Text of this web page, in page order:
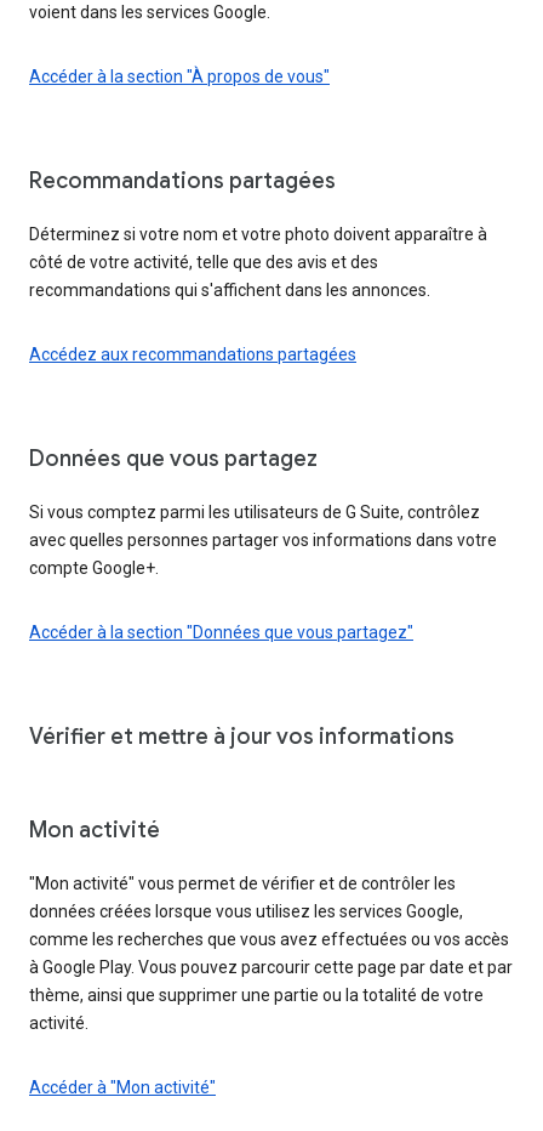
voient dans les services Google.
Accéder à la section "À propos de vous"
Recommandations partagées
Déterminez si votre nom et votre photo doivent apparaître à
côté de votre activité, telle que des avis et des
recommandations qui s'affichent dans les annonces.
Accédez aux recommandations partagées
Données que vous partagez
Si vous comptez parmi les utilisateurs de G Suite, contrôlez
avec quelles personnes partager vos informations dans votre
compte Google+.
Accéder à la section "Données que vous partagez"
Vérifier et mettre à jour vos informations
Mon activité
"Mon activité" vous permet de vérifier et de contrôler les
données créées lorsque vous utilisez les services Google,
comme les recherches que vous avez effectuées ou vos accès
à Google Play. Vous pouvez parcourir cette page par date et par
thème, ainsi que supprimer une partie ou la totalité de votre
activité.
Accéder à "Mon activité"